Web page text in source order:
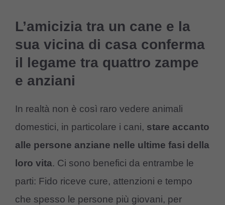
L’amicizia tra un cane e la
sua vicina di casa conferma
il legame tra quattro zampe
e anziani
In realtà non è così raro vedere animali
domestici, in particolare i cani, stare accanto
alle persone anziane nelle ultime fasi della
loro vita. Ci sono benefici da entrambe le
parti: Fido riceve cure, attenzioni e tempo
che spesso le persone più giovani, per